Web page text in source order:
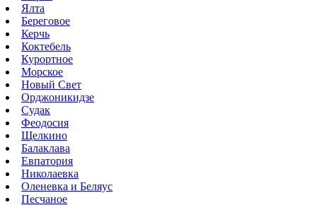
Ялта
Береговое
Керчь
Коктебель
Курортное
Морское
Новый Свет
Орджоникидзе
Судак
Феодосия
Щелкино
Балаклава
Евпатория
Николаевка
Оленевка и Беляус
Песчаное